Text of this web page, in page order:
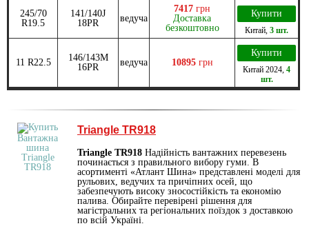
245/70
R19.5
141/140J
18PR
ведуча
7417 грн
Доставка
безкоштовно
Купити
Китай 3 шт.
11 R22.5
146/143M
16PR
ведуча 10895 грн
Купити
Китай 2024 4
шт.
Triangle TR918
Triangle TR918 Надійність вантажних перевезень
починається з правильного вибору гуми. В
асортименті «Атлант Шина» представлені моделі для
рульових, ведучих та причіпних осей, що
забезпечують високу зносостійкість та економію
палива. Обирайте перевірені рішення для
магістральних та регіональних поїздок з доставкою
по всій Україні.